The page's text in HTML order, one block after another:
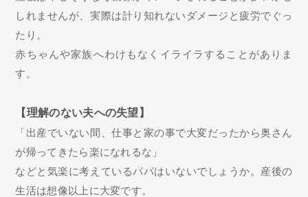
しれませんが、実際は計り知れないダメージと疲労でぐっ
たり。
赤ちゃんや家族へわけもなくイライラすることがありま
す。
【理解のない夫への失望】
「出産でいない間、仕事と家の事で大変だったから奥さん
が帰ってきたら楽になれるな」
などと気楽に考えているパパはいないでしょうか。産後の
生活は想像以上に大変です。